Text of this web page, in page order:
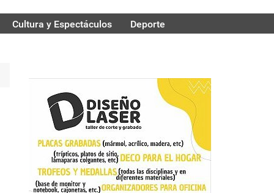
Cultura y Espectáculos Deporte